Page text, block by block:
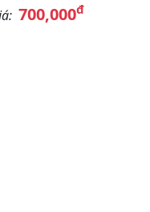
700,000đ